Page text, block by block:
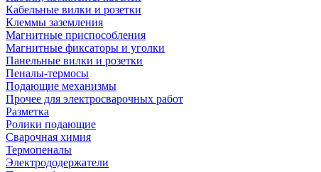
Кабельные вилки и розетки
Клеммы заземления
Магнитные приспособления
Магнитные фиксаторы и уголки
Панельные вилки и розетки
Пеналы-термосы
Подающие механизмы
Прочее для электросварочных работ
Разметка
Ролики подающие
Сварочная химия
Термопеналы
Электрододержатели